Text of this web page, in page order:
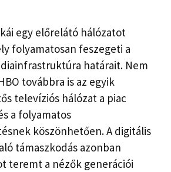
egy előrelátó hálózatot
folyamatosan feszegeti a
határait. Nem
továbbra is az egyik
televíziós hálózat a piac
a folyamatos
köszönhetően. A digitális
támaszkodás azonban
teremt a nézők generációi